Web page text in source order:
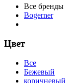
Все бренды
Bogerner
Цвет
Все
Бежевый
коричневый